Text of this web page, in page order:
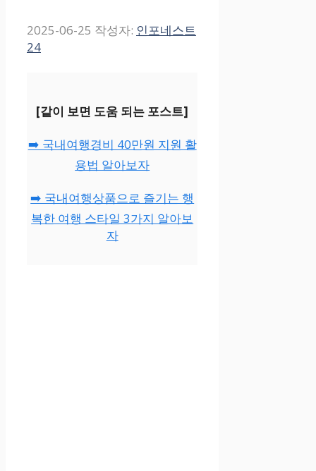
2025-06-25 작성자: 인포네스트
24
[같이 보면 도움 되는 포스트]
➡️ 국내여행경비 40만원 지원 활
용법 알아보자
➡️ 국내여행상품으로 즐기는 행
복한 여행 스타일 3가지 알아보
자